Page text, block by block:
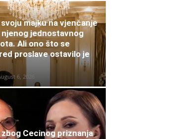
majku na vjenčanje
jednostavnog
Ali ono što se
proslave ostavilo je
6, 2026
Cecinog priznanja